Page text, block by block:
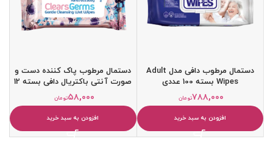
دستمال مرطوب دافی مدل Adult
Wipes بسته 100 عددی
تومان۷۸۸,۰۰۰
افزودن به سبد خرید
دستمال مرطوب پاک کننده دست و
صورت آنتی باکتریال دافی بسته 12
عددی تومان۵۸,۰۰۰
افزودن به سبد خرید